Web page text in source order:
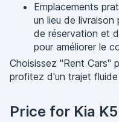
Emplacements
un lieu de livraison
de réservation et
pour améliorer le
Choisissez "Rent Cars"
profitez d'un trajet
Price for Kia